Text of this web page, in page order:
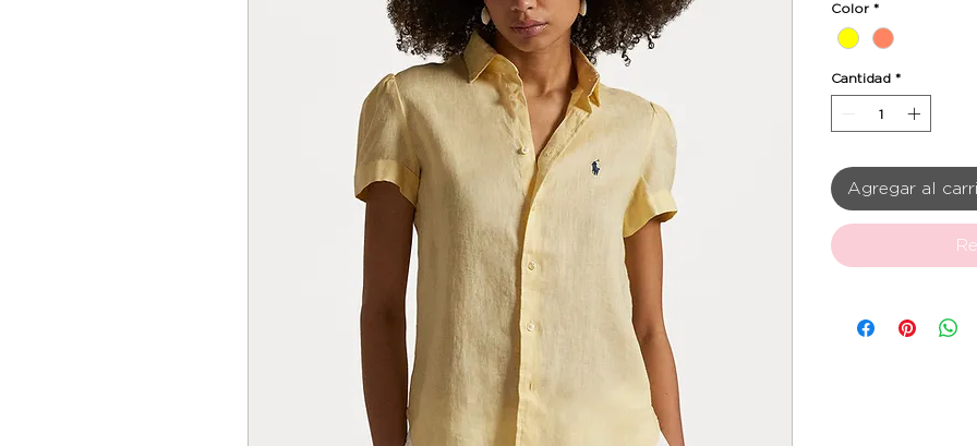
Color *
Cantidad *
Agregar al